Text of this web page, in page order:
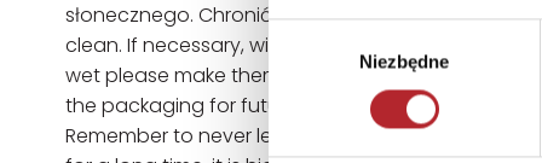
Niezbędne
słonecznego. Chronić przed wysoką
clean. If necessary, wipe with a moist cloth. Do
wet please make them dry before use. Do not
the packaging for future reference. Before giving
Remember to never leave a child playing without